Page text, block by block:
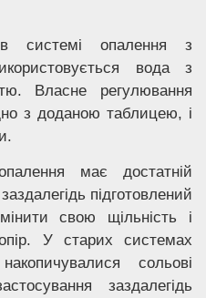
системі опалення з
вода з
Власне регулювання
з доданою таблицею, і
має достатній
підготовлений
свою щільність і
У старих системах
сольові
заздалегідь